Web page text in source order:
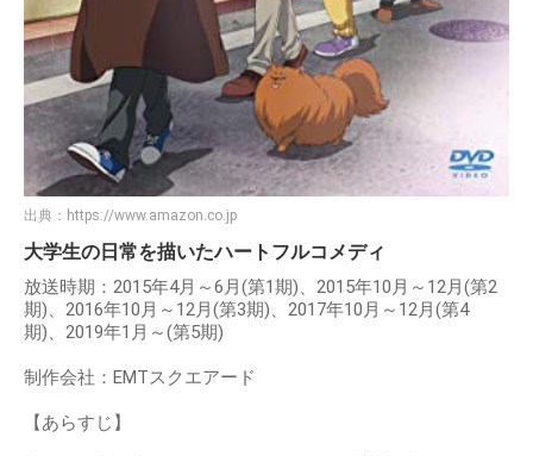
出典： https://www.amazon.co.jp
大学生の日常を描いたハートフルコメディ
放送時期：2015年4月～6月(第1期)、2015年10月～12月(第2
期)、2016年10月～12月(第3期)、2017年10月～12月(第4
期)、2019年1月～(第5期)
制作会社：EMTスクエアード
【あらすじ】